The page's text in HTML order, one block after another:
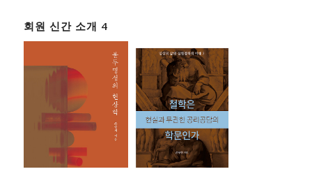
회원 신간 소개 4